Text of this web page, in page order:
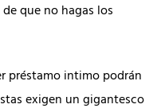
que no hagas los
préstamo intimo podrán
exigen un gigantesco